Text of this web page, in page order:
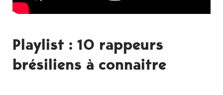
Playlist : 10 rappeurs
brésiliens à connaitre